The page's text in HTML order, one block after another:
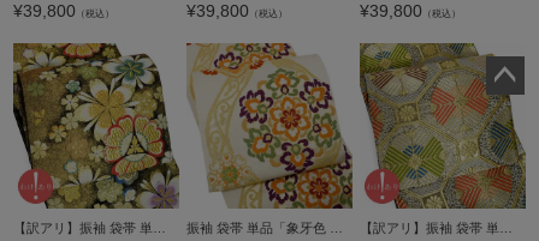
¥39,800 （税込） ¥39,800 （税込） ¥39,800 （税込）
ペー
ジト
ップ
へ